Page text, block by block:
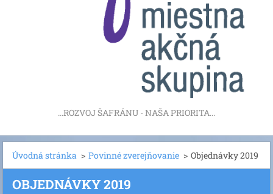
...ROZVOJ ŠAFRÁNU - NAŠA PRIORITA...
Úvodná stránka > Povinné zverejňovanie > Objednávky 2019
OBJEDNÁVKY 2019